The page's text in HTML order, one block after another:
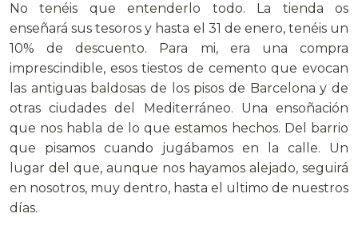
No tenéis que entenderlo todo. La tienda os
enseñará sus tesoros y hasta el 31 de enero, tenéis un
10% de descuento. Para mi, era una compra
imprescindible, esos tiestos de cemento que evocan
las antiguas baldosas de los pisos de Barcelona y de
otras ciudades del Mediterráneo. Una ensoñación
que nos habla de lo que estamos hechos. Del barrio
que pisamos cuando jugábamos en la calle. Un
lugar del que, aunque nos hayamos alejado, seguirá
en nosotros, muy dentro, hasta el ultimo de nuestros
días.